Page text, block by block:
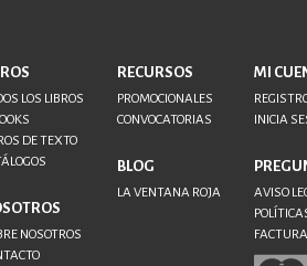
LOS LIBROS
DE TEXTO
NOSOTROS
RECURSOS
PROMOCIONALES
CONVOCATORIAS
BLOG
LA VENTANA ROJA
MI
INICIA
AVISO